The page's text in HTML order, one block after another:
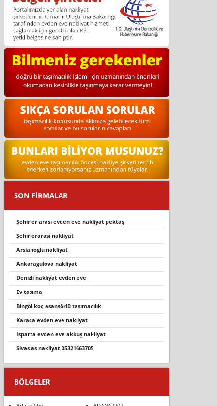
SON FİRMALAR
şehirler arası evden eve nakliyat pektaş
şehirlerarası nakliyat
arslanoglu nakliyat
ankaragulova nakliyat
denizli naklıyat evden eve
ev taşıma
bingöl koç asansörlü taşımacılık
karaca evden eve nakli̇yat
isparta evden eve akkuş nakli̇yat
sivas as nakliyat 05321663705
BÖLGELER